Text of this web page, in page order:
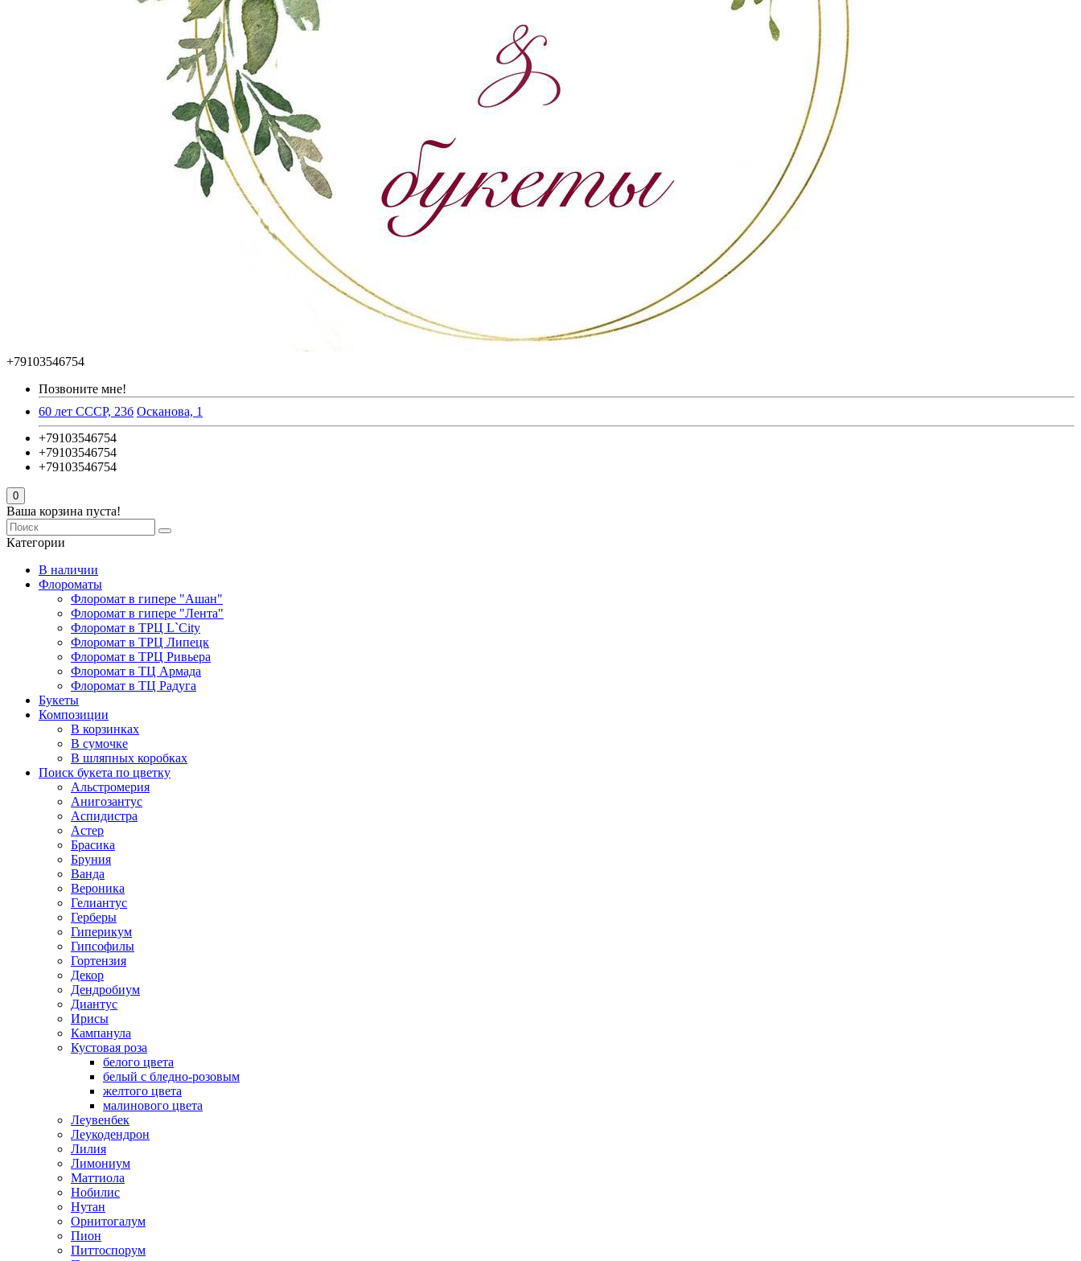
+79103546754
Позвоните мне!
60 лет СССР, 23б Осканова, 1
+79103546754
+79103546754
+79103546754
0
Ваша корзина пуста!
Категории
В наличии
Флороматы
Флоромат в гипере "Ашан"
Флоромат в гипере "Лента"
Флоромат в ТРЦ L`City
Флоромат в ТРЦ Липецк
Флоромат в ТРЦ Ривьера
Флоромат в ТЦ Армада
Флоромат в ТЦ Радуга
Букеты
Композиции
В корзинках
В сумочке
В шляпных коробках
Поиск букета по цветку
Альстромерия
Анигозантус
Аспидистра
Астер
Брасика
Бруния
Ванда
Вероника
Гелиантус
Герберы
Гиперикум
Гипсофилы
Гортензия
Декор
Дендробиум
Диантус
Ирисы
Кампанула
Кустовая роза
белого цвета
белый с бледно-розовым
желтого цвета
малинового цвета
Леувенбек
Леукодендрон
Лилия
Лимониум
Маттиола
Нобилис
Нутан
Орнитогалум
Пион
Питтоспорум